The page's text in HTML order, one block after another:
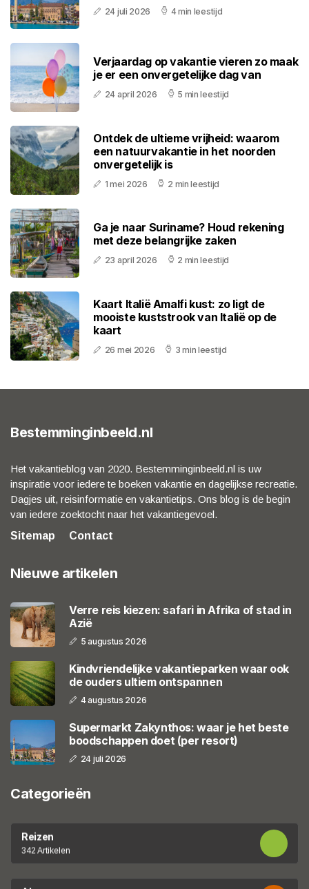
24 juli 2026 4 min leestijd
Verjaardag op vakantie vieren zo maak
je er een onvergetelijke dag van
24 april 2026 5 min leestijd
Ontdek de ultieme vrijheid: waarom
een natuurvakantie in het noorden
onvergetelijk is
1 mei 2026 2 min leestijd
Ga je naar Suriname? Houd rekening
met deze belangrijke zaken
23 april 2026 2 min leestijd
Kaart Italië Amalfi kust: zo ligt de
mooiste kuststrook van Italië op de
kaart
26 mei 2026 3 min leestijd
Bestemminginbeeld.nl
Het vakantieblog van 2020. Bestemminginbeeld.nl is uw
inspiratie voor iedere te boeken vakantie en dagelijkse recreatie.
Dagjes uit, reisinformatie en vakantietips. Ons blog is de begin
van iedere zoektocht naar het vakantiegevoel.
Sitemap
Contact
Nieuwe artikelen
Verre reis kiezen: safari in Afrika of stad in
Azië
5 augustus 2026
Kindvriendelijke vakantieparken waar ook
de ouders ultiem ontspannen
4 augustus 2026
Supermarkt Zakynthos: waar je het beste
boodschappen doet (per resort)
24 juli 2026
Categorieën
Reizen
342 Artikelen